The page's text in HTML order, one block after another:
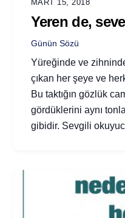
MART 15, 2018
Yeren de,
Günün Sözü
Yüreğinde ve
çıkan her şeye ve
Bu taktığın gözlük
gördüklerini aynı
gibidir. Sevgili